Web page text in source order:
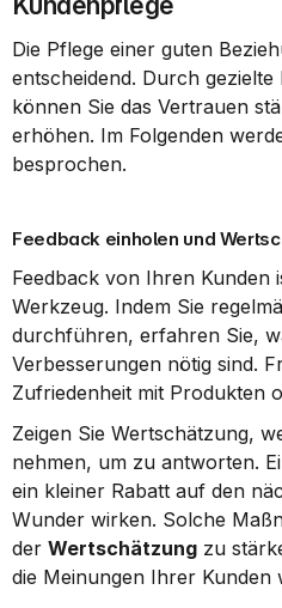
Die Pflege einer guten
entscheidend. Durch
können Sie das Vertrauen
erhöhen. Im Folgenden
besprochen.
Feedback einholen und
Feedback von Ihren Kunden
Werkzeug. Indem Sie
durchführen, erfahren Sie,
Verbesserungen nötig sind.
Zufriedenheit mit Produkten
Zeigen Sie Wertschätzung,
nehmen, um zu antworten.
ein kleiner Rabatt auf den
Wunder wirken. Solche
der Wertschätzung zu
die Meinungen Ihrer Kunden